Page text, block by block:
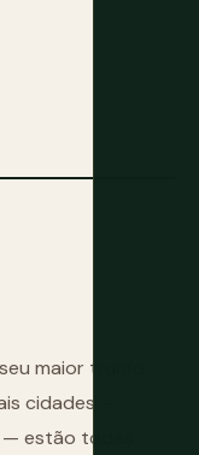
maior trunfo
cidades —
estão todas